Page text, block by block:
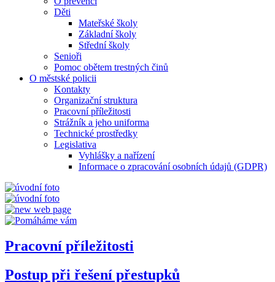
Děti
Mateřské školy
Základní školy
Střední školy
Senioři
Pomoc obětem trestných činů
O městské policii
Kontakty
Organizační struktura
Pracovní příležitosti
Strážník a jeho uniforma
Technické prostředky
Legislativa
Vyhlášky a nařízení
Informace o zpracování osobních údajů (GDPR)
Pracovní příležitosti
Postup při řešení přestupků